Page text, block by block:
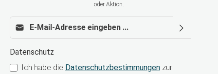
oder Aktion.
Datenschutz
Ich habe die Datenschutzbestimmungen zur